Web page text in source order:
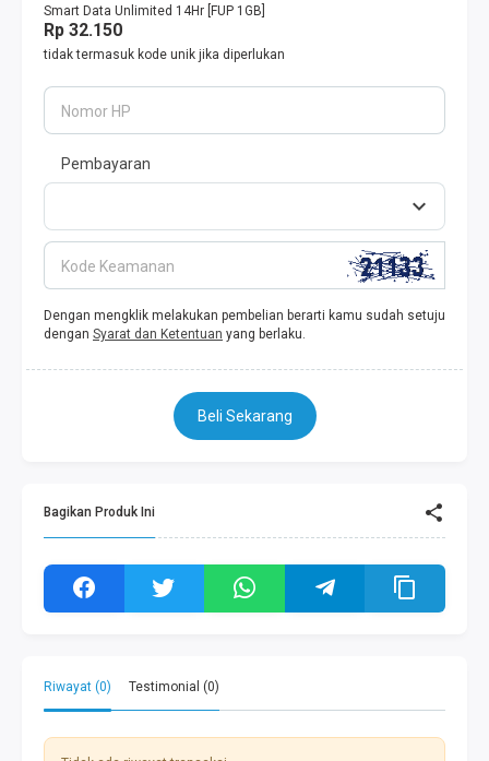
Smart Data Unlimited 14Hr [FUP 1GB]
Rp 32.150
tidak termasuk kode unik jika diperlukan
Nomor HP
Pembayaran
Kode Keamanan
Dengan mengklik melakukan pembelian berarti kamu sudah setuju
dengan Syarat dan Ketentuan yang berlaku.
Beli Sekarang
Bagikan Produk Ini
Riwayat (0) Testimonial (0)